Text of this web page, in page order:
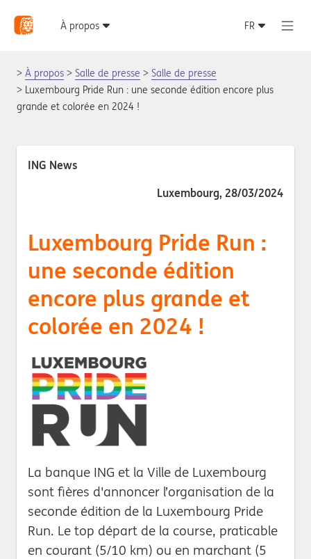
À propos Salle de presse
Salle de presse
Luxembourg Pride Run : une seconde édition encore plus
grande et colorée en 2024 !
ING News
Luxembourg, 28/03/2024
Luxembourg Pride Run :
une seconde édition
encore plus grande et
colorée en 2024 !
La banque ING et la Ville de Luxembourg
sont fières d'annoncer l’organisation de la
seconde édition de la Luxembourg Pride
Run. Le top départ de la course, praticable
en courant (5/10 km) ou en marchant (5